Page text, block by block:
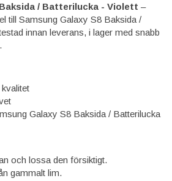
/ Batterilucka - Violett –
till Samsung Galaxy S8 Baksida /
innan leverans, i lager med snabb
Galaxy S8 Baksida / Batterilucka
och lossa den försiktigt.
gammalt lim.